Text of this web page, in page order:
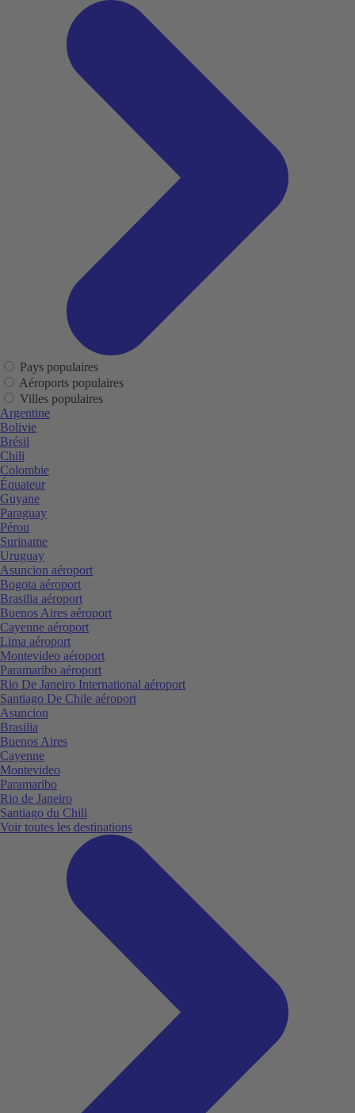
Pays populaires
Aéroports populaires
Villes populaires
Argentine
Bolivie
Brésil
Chili
Colombie
Équateur
Guyane
Paraguay
Pérou
Suriname
Uruguay
Asuncion aéroport
Bogota aéroport
Brasilia aéroport
Buenos Aires aéroport
Cayenne aéroport
Lima aéroport
Montevideo aéroport
Paramaribo aéroport
Rio De Janeiro International aéroport
Santiago De Chile aéroport
Asuncion
Brasilia
Buenos Aires
Cayenne
Montevideo
Paramaribo
Rio de Janeiro
Santiago du Chili
Voir toutes les destinations